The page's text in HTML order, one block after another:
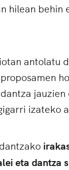
hilean behin
antolatu
izateko
eta dantza